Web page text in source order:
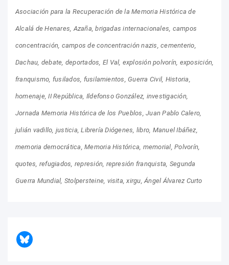
Asociación para la Recuperación de la Memoria Histórica de
Alcalá de Henares Azaña brigadas internacionales campos
concentración campos de concentración nazis cementerio
Dachau debate deportados El Val explosión polvorín exposición
franquismo fusilados fusilamientos Guerra Civil Historia
homenaje II República Ildefonso González investigación
Jornada Memoria Histórica de los Pueblos Juan Pablo Calero
julián vadillo justicia Librería Diógenes libro Manuel Ibáñez
memoria democrática Memoria Histórica memorial Polvorín
quotes refugiados represión represión franquista Segunda
Guerra Mundial Stolpersteine visita xirgu Ángel Álvarez Curto